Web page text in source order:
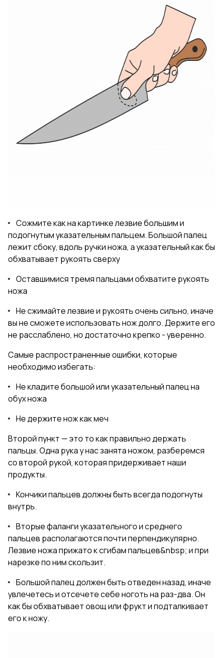
Сожмите как на картинке лезвие большим и
подогнутым указательным пальцем. Большой палец
лежит сбоку, вдоль ручки ножа, а указательный как бы
обхватывает рукоять сверху
Оставшимися тремя пальцами обхватите рукоять
ножа
Не сжимайте лезвие и рукоять очень сильно, иначе
вы не сможете использовать нож долго. Держите его
не расслаблено, но достаточно крепко - уверенно.
Самые распространенные ошибки, которые
необходимо избегать:
Не кладите большой или указательный палец на
обух ножа
Не держите нож как меч
Второй пункт — это то как правильно держать
пальцы. Одна рука у нас занята ножом, разберемся
со второй рукой, которая придерживает наши
продукты.
Кончики пальцев должны быть всегда подогнуты
внутрь.
Вторые фаланги указательного и среднего
пальцев располагаются почти перпендикулярно.
Лезвие ножа прижато к сгибам пальцев&nbsp; и при
нарезке по ним скользит.
Большой палец должен быть отведен назад, иначе
увлечетесь и отсечете себе ноготь на раз-два. Он
как бы обхватывает овощ или фрукт и подталкивает
его к ножу.